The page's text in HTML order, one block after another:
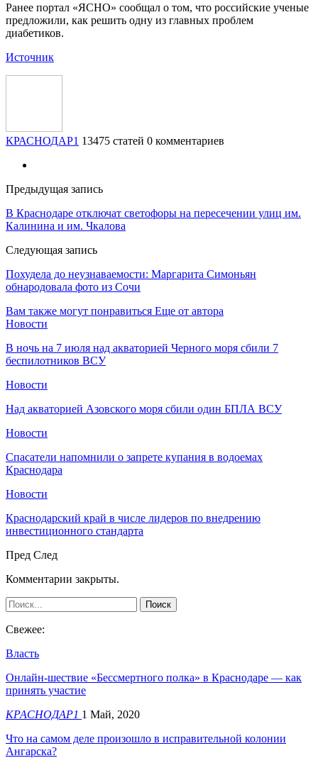
Ранее портал «ЯСНО» сообщал о том, что российские ученые
предложили, как решить одну из главных проблем
диабетиков.
Источник
КРАСНОДАР1 13475 статей 0 комментариев
Предыдущая запись
В Краснодаре отключат светофоры на пересечении улиц им.
Калинина и им. Чкалова
Следующая запись
Похудела до неузнаваемости: Маргарита Симоньян
обнародовала фото из Сочи
Вам также могут понравиться Еще от автора
Новости
В ночь на 7 июля над акваторией Черного моря сбили 7
беспилотников ВСУ
Новости
Над акваторией Азовского моря сбили один БПЛА ВСУ
Новости
Спасатели напомнили о запрете купания в водоемах
Краснодара
Новости
Краснодарский край в числе лидеров по внедрению
инвестиционного стандарта
Пред След
Комментарии закрыты.
Свежее:
Власть
Онлайн-шествие «Бессмертного полка» в Краснодаре — как
принять участие
КРАСНОДАР1 1 Май, 2020
Что на самом деле произошло в исправительной колонии
Ангарска?